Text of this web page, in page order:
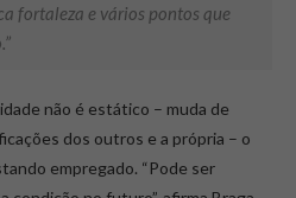
fortaleza e vários pontos que
não é estático – muda de
dos outros e a própria – o
empregado. “Pode ser